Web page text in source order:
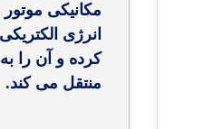
مکانیکی موتور
انرژی
کرده و آن را
منتقل می کند.